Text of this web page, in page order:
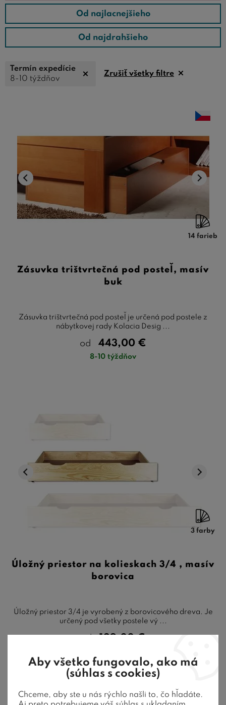
Od najlacnejšieho
Od najdrahšieho
Termín expedície
8-10 týždňov
Zrušiť všetky filtre
14 farieb
Zásuvka trištvrtečná pod posteľ, masív
buk
Zásuvka trištvrtečná pod posteľ je určená pod postele z
nábytkovej rady Kolacia Desig ...
od 443,00 €
8-10 týždňov
3 farby
Úložný priestor na kolieskach 3/4 , masív
borovica
Úložný priestor 3/4 je vyrobený z borovicového dreva. Je
určený pod všetky postele vý ...
129,00€
Aby všetko fungovalo, ako má
(súhlas s cookies)
Chceme, aby ste u nás rýchlo našli to, čo hľadáte.